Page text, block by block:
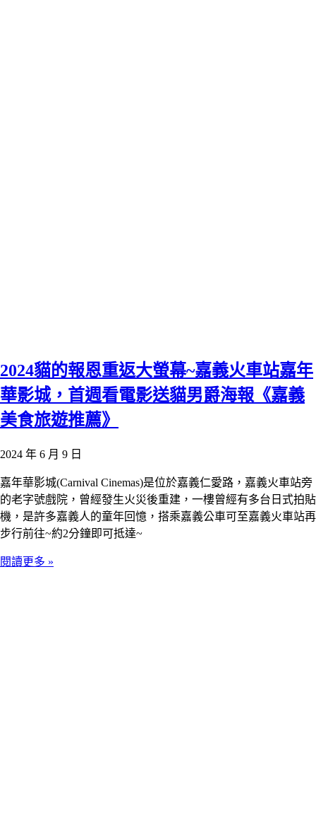
2024貓的報恩重返大螢幕~嘉義火車站嘉年
華影城，首週看電影送貓男爵海報《嘉義
美食旅遊推薦》
2024 年 6 月 9 日
嘉年華影城(Carnival Cinemas)是位於嘉義仁愛路，嘉義火車站旁
的老字號戲院，曾經發生火災後重建，一樓曾經有多台日式拍貼
機，是許多嘉義人的童年回憶，搭乘嘉義公車可至嘉義火車站再
步行前往~約2分鐘即可抵達~
閱讀更多 »